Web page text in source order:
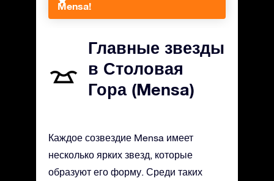
Mensa!
Главные звезды
в Столовая
Гора (Mensa)
Каждое созвездие Mensa имеет
несколько ярких звезд, которые
образуют его форму. Среди таких